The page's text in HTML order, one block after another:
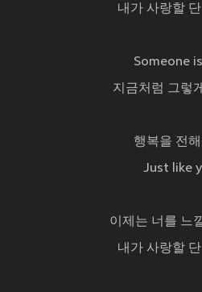
내가 사랑할
Someone
지금처럼 그렇
행복을 전해
Just like
이제는 너를 느
내가 사랑할